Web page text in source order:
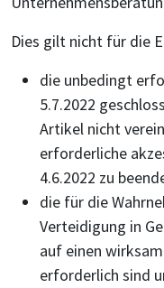
Dies gilt nicht für die
die unbedingt
5.7.2022
Artikel nicht
erforderliche
4.6.2022 zu
die für die
Verteidigung in
auf einen
erforderlich sind